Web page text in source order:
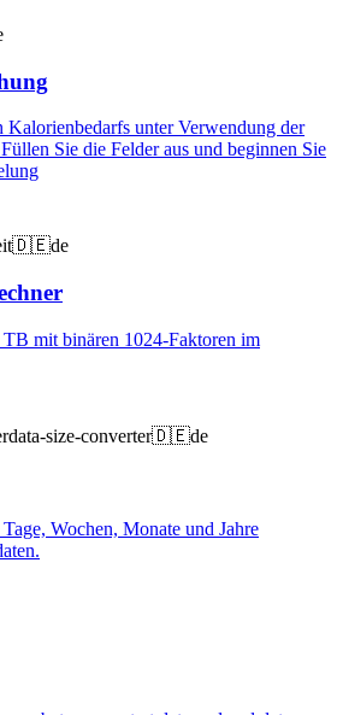
Kalorienbedarfs unter Verwendung der
Sie die Felder aus und beginnen Sie
🇩🇪de
mit binären 1024-Faktoren im
data-size-converter🇩🇪de
Wochen, Monate und Jahre